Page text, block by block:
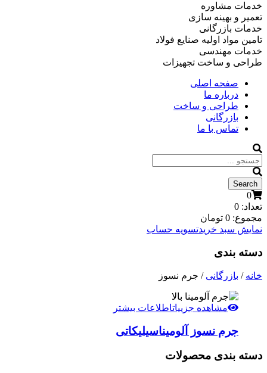
خدمات مشاوره
تعمیر و بهینه سازی
خدمات بازرگانی
تامین مواد اولیه صنایع فولاد
خدمات مهندسی
طراحی و ساخت تجهیزات
صفحه اصلی
درباره ما
طراحی و ساخت
بازرگانی
تماس با ما
0
تعداد: 0
مجموع: 0 تومان
نمایش سبد خریدتسویه حساب
دسته بندی
خانه / بازرگانی / جرم نسوز
مشاهده جزییاتاطلاعات بیشتر
جرم نسوز آلومیناسیلیکاتی
دسته بندی محصولات